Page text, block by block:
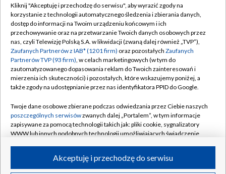
TVP
Abonament TVP
Emisja w TVP
Centrum informacji TVP
Naziemna Telewizja Cyfrowa
Rada Programowa
System NOS
Informacje o nadawcy
Program dla prasy
Regulamin TVP
Polityka prywatności
Moje zgody
Pomoc
Kontakt
Kanały
Kliknij "Akceptuję i przechodzę do serwisu", aby wyrazić zgody na
korzystanie z technologii automatycznego śledzenia i zbierania danych,
dostęp do informacji na Twoim urządzeniu końcowym i ich
przechowywanie oraz na przetwarzanie Twoich danych osobowych przez
nas, czyli Telewizję Polską S.A. w likwidacji (zwaną dalej również „TVP”),
Zaufanych Partnerów z IAB* (1201 firm) oraz pozostałych Zaufanych
Partnerów TVP (93 firm), w celach marketingowych (w tym do
zautomatyzowanego dopasowania reklam do Twoich zainteresowań i
mierzenia ich skuteczności) i pozostałych, które wskazujemy poniżej, a
także zgody na udostępnianie przez nas identyfikatora PPID do Google.
Twoje dane osobowe zbierane podczas odwiedzania przez Ciebie naszych
poszczególnych serwisówzwanych dalej „Portalem”, w tym informacje
zapisywane za pomocą technologii takich jak: pliki cookie, sygnalizatory
WWW lub innych podobnych technologii umożliwiających świadczenie
ruchu w Internecie.Akceptuję i przechodzę do serwisu